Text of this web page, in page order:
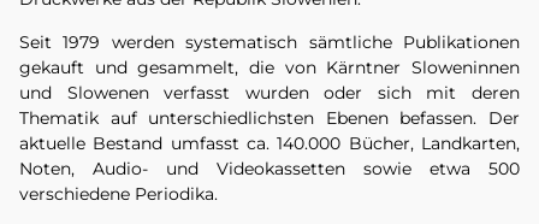
Seit 1979 werden systematisch sämtliche Publikationen
gekauft und gesammelt, die von Kärntner Sloweninnen
und Slowenen verfasst wurden oder sich mit deren
Thematik auf unterschiedlichsten Ebenen befassen. Der
aktuelle Bestand umfasst ca. 140.000 Bücher, Landkarten,
Noten, Audio- und Videokassetten sowie etwa 500
verschiedene Periodika.